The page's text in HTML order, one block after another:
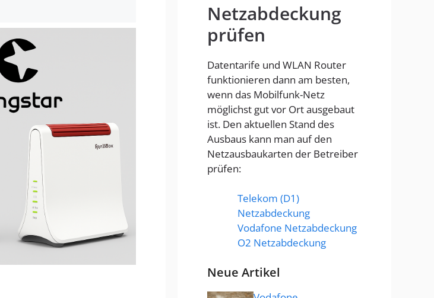
Netzabdeckung
prüfen
Datentarife und WLAN Router
funktionieren dann am besten,
wenn das Mobilfunk-Netz
möglichst gut vor Ort ausgebaut
ist. Den aktuellen Stand des
Ausbaus kann man auf den
Netzausbaukarten der Betreiber
prüfen:
Telekom (D1)
Netzabdeckung
Vodafone Netzabdeckung
O2 Netzabdeckung
Neue Artikel